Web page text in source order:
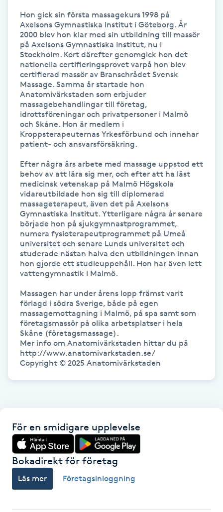
Kosmetisk tatuering
Kostrådgivning
Kroppsinpackning
Kroppspeeling
Käkledsbehandling
Kärlbehandling
Laserbehandling
Lashlift Keratin
LED-ljusterapi
LPG
LPG-behandling
LPG-massage
Lymfmassage
Läpptatuering
M
Makeup
Hon gick sin första massagekurs 1998 på
Axelsons Gymnastiska Institut i Göteborg. År
2000 blev hon klar med sin utbildning till massör
på Axelsons Gymnastiska Institut, nu i
Stockholm. Kort därefter genomgick hon det
nationella certifieringsprovet varpå hon blev
certifierad massör av Branschrådet Svensk
Massage. Samma år startade hon
Anatomivärkstaden som erbjuder
massagebehandlingar till företag,
idrottsföreningar och privatpersoner i Malmö
och Skåne. Hon är medlem i
Kroppsterapeuternas Yrkesförbund och innehar
patient- och ansvarsförsäkring.
Efter några års arbete med massage uppstod ett
behov av att lära sig mer, och efter att ha läst
medicinsk vetenskap på Malmö Högskola
vidareutbildade hon sig till diplomerad
massageterapeut, även det på Axelsons
Gymnastiska Institut. Ytterligare några år senare
började hon på sjukgymnastprogrammet,
numera fysioterapeutprogrammet på Umeå
universitet och senare Lunds universitet och
studerade nästan halva den utbildningen innan
hon gjorde ett studieuppehåll. Hon har även lett
vattengymnastik i Malmö.
Massagen har under årens lopp främst varit
förlagd i södra Sverige, både på egen
massagemottagning i Malmö, på spa samt som
företagsmassör på olika arbetsplatser i hela
Skåne (företagsmassage).
Mer info om Anatomivärkstaden hittar du på
http://www.anatomivarkstaden.se/
Copyright © 2025 Anatomivärkstaden
För en smidigare upplevelse
Bokadirekt för företag
Läs mer Företagsinloggning